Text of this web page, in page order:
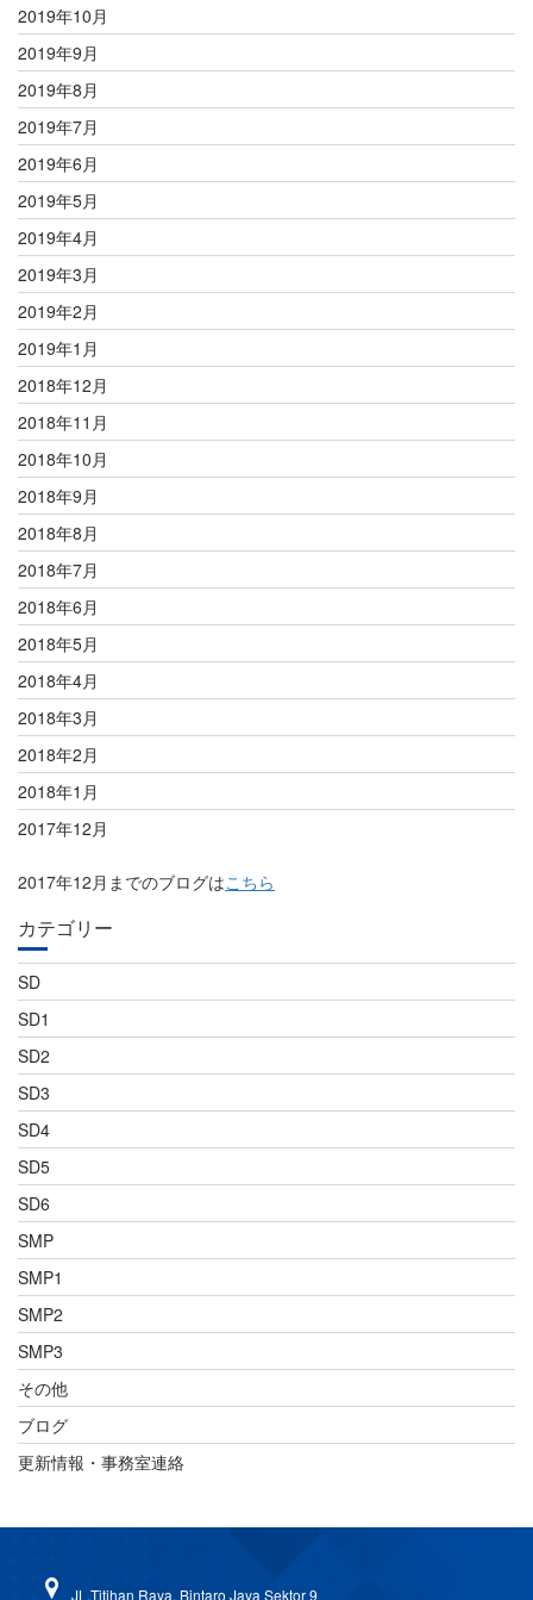
2019年10月
2019年9月
2019年8月
2019年7月
2019年6月
2019年5月
2019年4月
2019年3月
2019年2月
2019年1月
2018年12月
2018年11月
2018年10月
2018年9月
2018年8月
2018年7月
2018年6月
2018年5月
2018年4月
2018年3月
2018年2月
2018年1月
2017年12月
2017年12月までのブログはこちら
カテゴリー
SD
SD1
SD2
SD3
SD4
SD5
SD6
SMP
SMP1
SMP2
SMP3
その他
ブログ
更新情報・事務室連絡
JL.Titihan Raya, Bintaro Jaya Sektor 9